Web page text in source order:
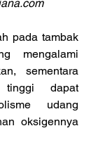
pada tambak
mengalami
sementara
dapat
udang
oksigennya